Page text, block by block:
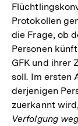
Protokollen
die Frage, ob
Personen
GFK und ihrer
soll. Im ersten
derjenigen
zuerkannt
Verfolgung